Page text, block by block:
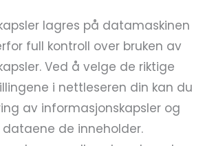
lagres på datamaskinen
full kontroll over bruken av
Ved å velge de riktige
i nettleseren din kan du
av informasjonskapsler og
de inneholder.